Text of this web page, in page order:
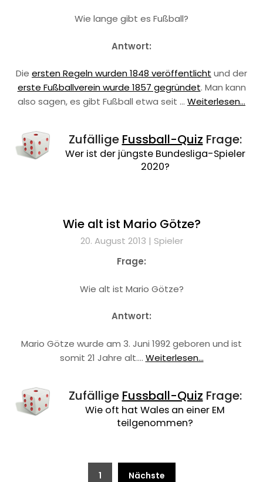
Wie lange gibt es Fußball?
Antwort:
Die ersten Regeln wurden 1848 veröffentlicht und der
erste Fußballverein wurde 1857 gegründet. Man kann
also sagen, es gibt Fußball etwa seit … Weiterlesen...
Zufällige Fussball-Quiz Frage:
Wer ist der jüngste Bundesliga-Spieler
2020?
Wie alt ist Mario Götze?
20. August 2013 | Spieler
Frage:
Wie alt ist Mario Götze?
Antwort:
Mario Götze wurde am 3. Juni 1992 geboren und ist
somit 21 Jahre alt.… Weiterlesen...
Zufällige Fussball-Quiz Frage:
Wie oft hat Wales an einer EM
teilgenommen?
Beitragsnavigation
1 Nächste